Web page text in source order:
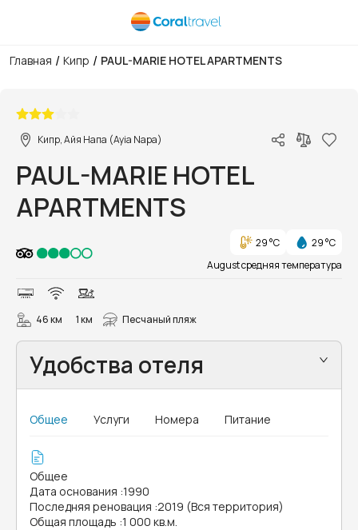
Главная / Кипр / PAUL-MARIE HOTEL APARTMENTS
Кипр, Айя Напа (Ayia Napa)
PAUL-MARIE HOTEL
APARTMENTS
29 °C
29 °C
August средняя температура
46 км 1 км Песчаный пляж
Удобства отеля
Общее Услуги Номера Питание
Общее
Дата основания :1990
Последняя реновация :2019 (Вся территория)
Общая площадь :1 000 кв.м.